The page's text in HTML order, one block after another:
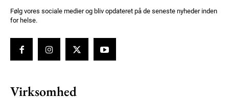
Følg vores sociale medier og bliv opdateret på de seneste nyheder inden
for helse.
Virksomhed